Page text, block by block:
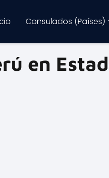
Consulados (Países)
en